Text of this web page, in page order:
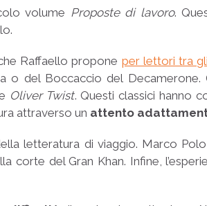
volume Proposte di lavoro.
Raffaello propone per lettori tra
o del Boccaccio del
Oliver Twist. Questi classici hanno
attraverso un attento
letteratura di viaggio. Marco
corte del Gran Khan. Infine,